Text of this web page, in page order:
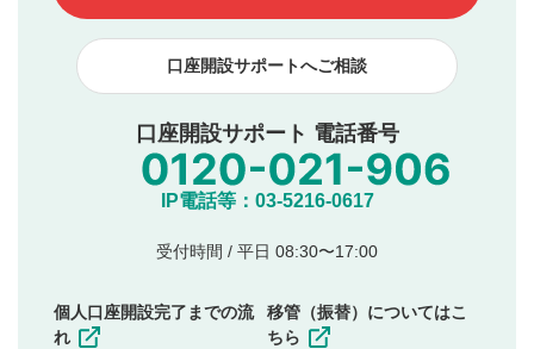
下記の項目に該当すると判断された投稿内容は、掲載を
見合わせる場合がございます。
本動画コンテンツとは無関係の内容の投稿
他者への誹謗中傷や差別的表現投稿
公序良俗に反する内容の投稿
氏名、住所、電話番号など個人を特定できる情報の
他のサイトへの誘導や営利目的、広告・宣伝を目
他者の権利（商標、著作権、その他の知的財産
その他当社が不適切と判断した投稿
口座開設サポートへご相談
口座開設サポート 電話番号
IP電話等：03-5216-0617
受付時間 / 平日 08:30〜17:00
個人口座開設完了までの流
れ
移管（振替）についてはこ
ちら